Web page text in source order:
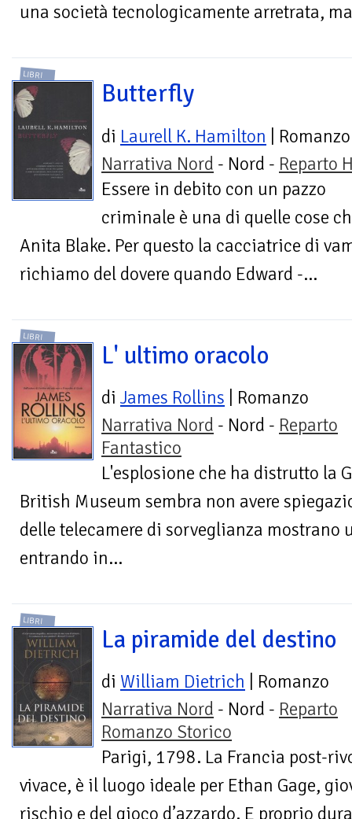
una società tecnologicamente arretrata,
LIBRI
Butterfly
di Laurell K. Hamilton | Romanzo
Narrativa Nord - Nord - Reparto
Essere in debito con un pazzo
criminale è una di quelle cose
Anita Blake. Per questo la cacciatrice di
richiamo del dovere quando Edward -...
LIBRI
L' ultimo oracolo
di James Rollins | Romanzo
Narrativa Nord - Nord - Reparto
Fantastico
L'esplosione che ha distrutto la
British Museum sembra non avere
delle telecamere di sorveglianza mostrano
entrando in...
LIBRI
La piramide del destino
di William Dietrich | Romanzo
Narrativa Nord - Nord - Reparto
Romanzo Storico
Parigi, 1798. La Francia post-
vivace, è il luogo ideale per Ethan Gage,
rischio e del gioco d’azzardo. E proprio